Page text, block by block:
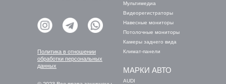
МАРКИ АВТО
Мультимедиа
Видеорегистраторы
Навесные мониторы
Потолочные мониторы
Камеры заднего вида
Климат-панели
AUDI
Политика в отношении
обработки персональных
данных